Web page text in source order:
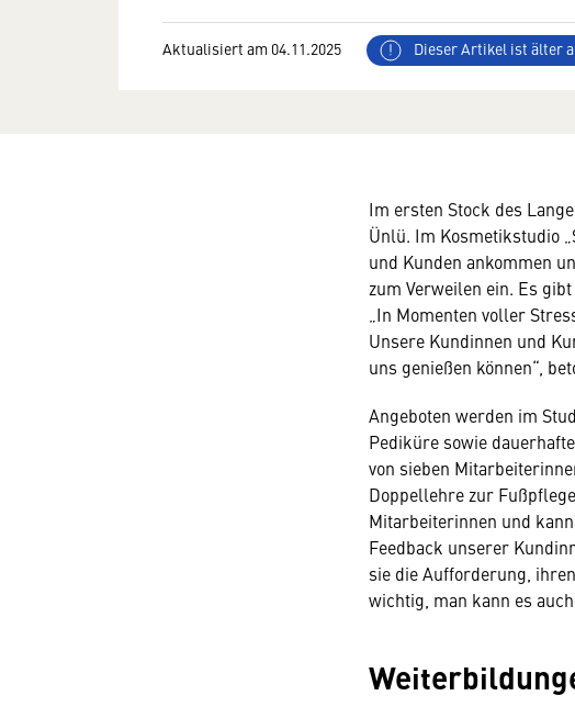
Aktualisiert am 04.11.2025 Dieser Artikel ist älter
Im ersten Stock des
Ünlü. Im Kosmetikstudio
und Kunden ankommen
zum Verweilen ein. Es
„In Momenten voller
Unsere Kundinnen und
uns genießen können“,
Angeboten werden im
Pediküre sowie
von sieben
Doppellehre zur
Mitarbeiterinnen und
Feedback unserer
sie die Aufforderung,
wichtig, man kann es